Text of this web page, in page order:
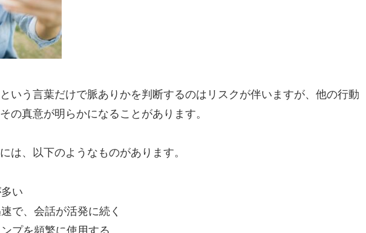
いう言葉だけで脈ありかを判断するのはリスクが伴いますが、他の行動
の真意が明らかになることがあります。
は、以下のようなものがあります。
い
で、会話が活発に続く
プを頻繁に使用する